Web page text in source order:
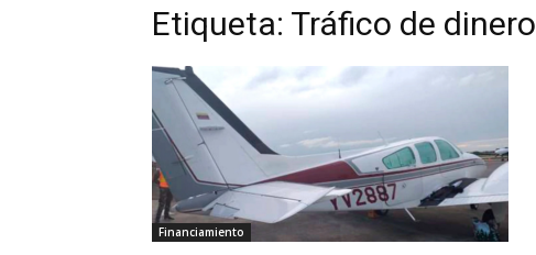
Etiqueta: Tráfico de dinero
Financiamiento